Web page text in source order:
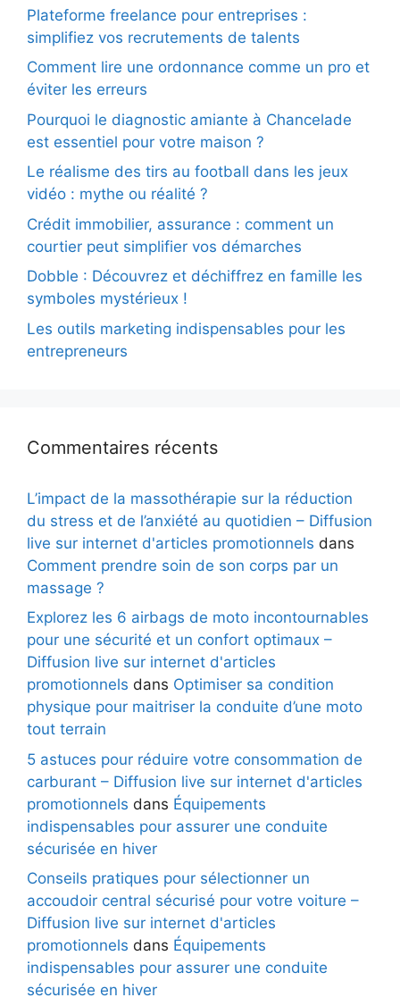
Plateforme freelance pour entreprises :
simplifiez vos recrutements de talents
Comment lire une ordonnance comme un pro et
éviter les erreurs
Pourquoi le diagnostic amiante à Chancelade
est essentiel pour votre maison ?
Le réalisme des tirs au football dans les jeux
vidéo : mythe ou réalité ?
Crédit immobilier, assurance : comment un
courtier peut simplifier vos démarches
Dobble : Découvrez et déchiffrez en famille les
symboles mystérieux !
Les outils marketing indispensables pour les
entrepreneurs
Commentaires récents
L’impact de la massothérapie sur la réduction
du stress et de l’anxiété au quotidien – Diffusion
live sur internet d'articles promotionnels dans
Comment prendre soin de son corps par un
massage ?
Explorez les 6 airbags de moto incontournables
pour une sécurité et un confort optimaux –
Diffusion live sur internet d'articles
promotionnels dans Optimiser sa condition
physique pour maitriser la conduite d’une moto
tout terrain
5 astuces pour réduire votre consommation de
carburant – Diffusion live sur internet d'articles
promotionnels dans Équipements
indispensables pour assurer une conduite
sécurisée en hiver
Conseils pratiques pour sélectionner un
accoudoir central sécurisé pour votre voiture –
Diffusion live sur internet d'articles
promotionnels dans Équipements
indispensables pour assurer une conduite
sécurisée en hiver